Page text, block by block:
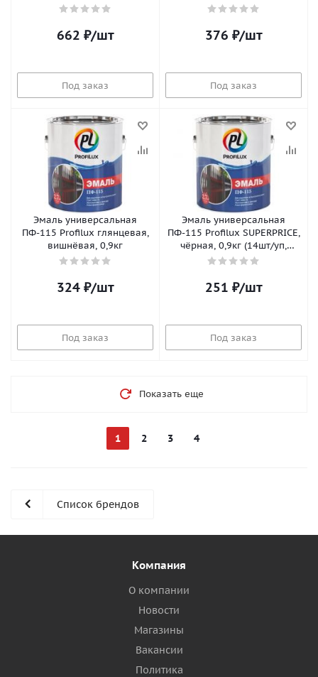
662 ₽/шт
Под заказ
376 ₽/шт
Под заказ
Эмаль универсальная
ПФ-115 Profilux глянцевая,
вишнёвая, 0,9кг
324₽/шт
Под заказ
Эмаль универсальная
ПФ-115 Profilux SUPERPRICE,
чёрная, 0,9кг (14шт/уп,
420шт/пал)
251 ₽/шт
Под заказ
Показать еще
1 2 3 4
Список брендов
Компания
О компании
Новости
Магазины
Вакансии
Политика